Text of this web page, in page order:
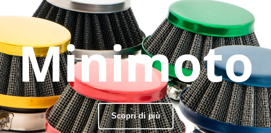
Minimoto
Scopri di più